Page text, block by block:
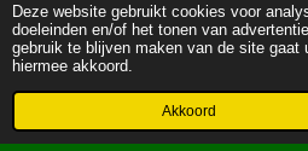
Deze website gebruikt cookies voor
doeleinden en/of het tonen van
gebruik te blijven maken van de site gaat
hiermee akkoord.
Akkoord
Telefoonnummer